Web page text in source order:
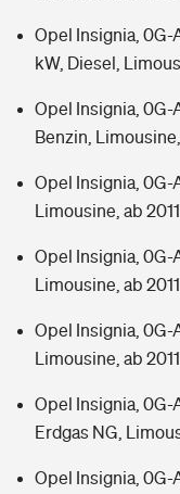
Opel Insignia, 0G-
kW, Diesel,
Opel Insignia, 0G-
Benzin, Limousine,
Opel Insignia, 0G-
Limousine, ab 2011
Opel Insignia, 0G-
Limousine, ab 2011
Opel Insignia, 0G-
Limousine, ab 2011
Opel Insignia, 0G-
Erdgas NG,
Opel Insignia, 0G-